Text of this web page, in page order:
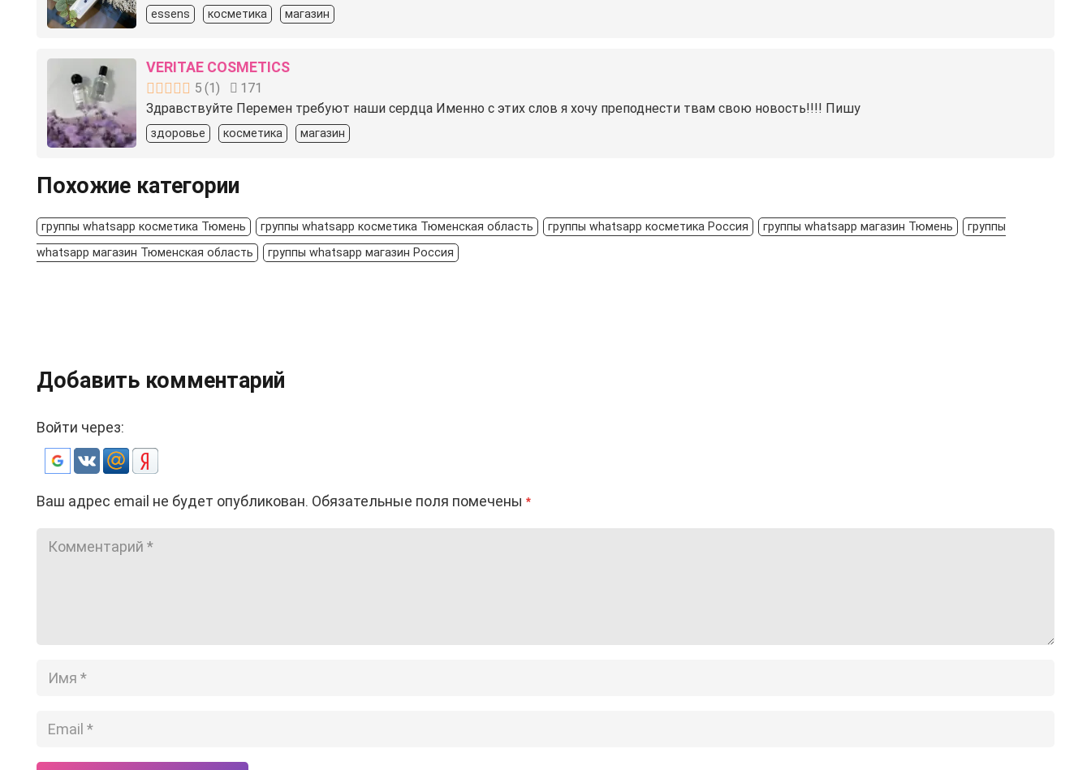
essens косметика магазин
VERITAE COSMETICS
5 (1 )
171
Здравствуйте Перемен требуют наши сердца Именно с этих слов я хочу преподнести твам свою новость!!!! Пишу
здоровье косметика магазин
Похожие категории
группы whatsapp косметика Тюмень группы whatsapp косметика Тюменская область группы whatsapp косметика Россия группы whatsapp магазин Тюмень
группы
whatsapp магазин Тюменская область
группы whatsapp магазин Россия
Добавить комментарий
Войти через:
Ваш адрес email не будет опубликован. Обязательные поля помечены *